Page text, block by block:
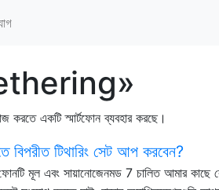
করতে একটি স্মার্টফোন ব্যবহার করছে।
বিপরীত টিথারিং সেট আপ করবেন?
মূল এবং সায়ানোজেনমড 7 চালিত আমার